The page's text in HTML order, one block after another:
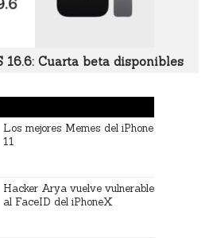
16.6: Cuarta beta disponibles
Los mejores Memes del iPhone
11
Hacker Arya vuelve vulnerable
al FaceID del iPhoneX